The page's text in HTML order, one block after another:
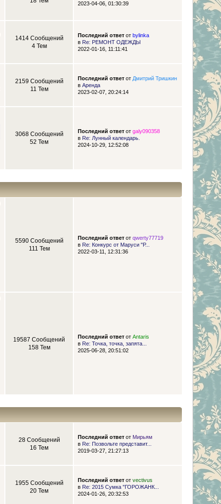
2023-04-06, 01:30:39
1414 Сообщений
4 Тем
Последний ответот bylinka
в Re: РЕМОНТ ОДЕЖДЫ
2022-01-16, 11:11:41
2159 Сообщений
11 Тем
Последний ответот Дмитрий Тришкин
в Аренда
2023-02-07, 20:24:14
3068 Сообщений
52 Тем
Последний ответот galy090358
в Re: Лунный календарь.
2024-10-29, 12:52:08
5590 Сообщений
111 Тем
Последний ответот qwerty77719
в Re: Конкурс от Маруси "Р...
2022-03-11, 12:31:36
19587 Сообщений
158 Тем
Последний ответот Antaris
в Re: Точка, точка, запята...
2025-06-28, 20:51:02
28 Сообщений
16 Тем
Последний ответот Мирьям
в Re: Позвольте представит...
2019-03-27, 21:27:13
1955 Сообщений
20 Тем
Последний ответот vectivus
в Re: 2015 Сумка "ГОРОЖАНК...
2024-01-26, 20:32:53